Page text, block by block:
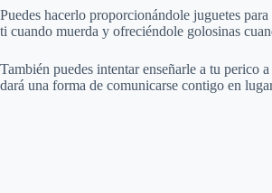
Puedes hacerlo proporcionándole juguetes
ti cuando muerda y ofreciéndole golosinas
También puedes intentar enseñarle a tu perico
dará una forma de comunicarse contigo en